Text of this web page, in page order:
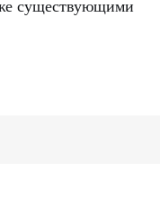
существующими